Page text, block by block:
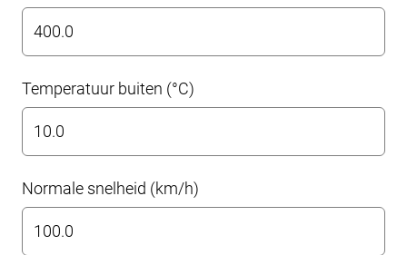
Temperatuur buiten (°C)
Normale snelheid (km/h)